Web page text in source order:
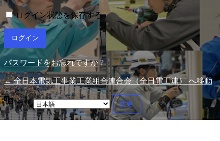
ログイン状態を保存する
パスワードをお忘れですか ?
← 全日本電気工事業工業組合連合会（全日電工連） へ移動
言語